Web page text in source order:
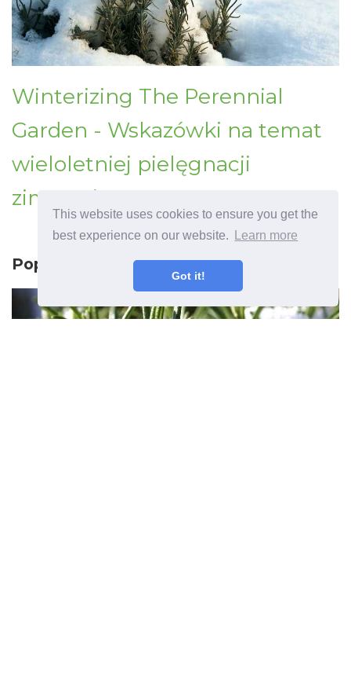
This website uses cookies to ensure you get the
best experience on our website.
Learn more
Got it!
Winterizing The Perennial
Garden - Wskazówki na temat
wieloletniej pielęgnacji
zimowej
Poprzedni artykuł